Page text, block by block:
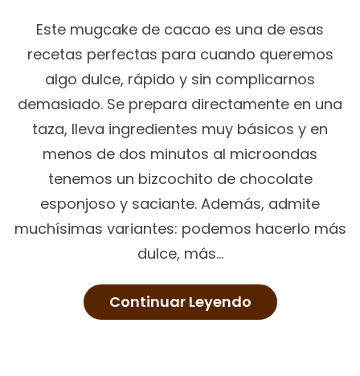
Este mugcake de cacao es una de esas
recetas perfectas para cuando queremos
algo dulce, rápido y sin complicarnos
demasiado. Se prepara directamente en una
taza, lleva ingredientes muy básicos y en
menos de dos minutos al microondas
tenemos un bizcochito de chocolate
esponjoso y saciante. Además, admite
muchísimas variantes: podemos hacerlo más
dulce, más…
Continuar Leyendo